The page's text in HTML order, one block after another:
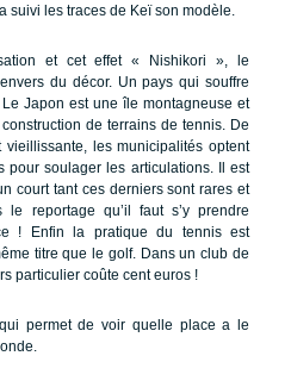
suivi les traces de Keï son modèle.
et cet effet « Nishikori », le
du décor. Un pays qui souffre
Le Japon est une île montagneuse et
de terrains de tennis. De
les municipalités optent
pour soulager les articulations. Il est
court tant ces derniers sont rares et
le reportage qu’il faut s’y prendre
! Enfin la pratique du tennis est
titre que le golf. Dans un club de
particulier coûte cent euros !
permet de voir quelle place a le